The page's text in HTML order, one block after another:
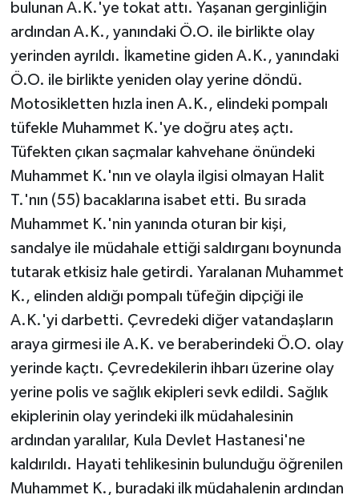
ardından A.K., yanındaki Ö.O. ile birlikte olay
yerinden ayrıldı. İkametine giden A.K., yanındaki
Ö.O. ile birlikte yeniden olay yerine döndü.
Motosikletten hızla inen A.K., elindeki pompalı
tüfekle Muhammet K.'ye doğru ateş açtı.
Tüfekten çıkan saçmalar kahvehane önündeki
Muhammet K.'nın ve olayla ilgisi olmayan Halit
T.'nın (55) bacaklarına isabet etti. Bu sırada
Muhammet K.'nin yanında oturan bir kişi,
sandalye ile müdahale ettiği saldırganı boynunda
tutarak etkisiz hale getirdi. Yaralanan Muhammet
K., elinden aldığı pompalı tüfeğin dipçiği ile
A.K.'yi darbetti. Çevredeki diğer vatandaşların
araya girmesi ile A.K. ve beraberindeki Ö.O. olay
yerinde kaçtı. Çevredekilerin ihbarı üzerine olay
yerine polis ve sağlık ekipleri sevk edildi. Sağlık
ekiplerinin olay yerindeki ilk müdahalesinin
ardından yaralılar, Kula Devlet Hastanesi'ne
kaldırıldı. Hayati tehlikesinin bulunduğu öğrenilen
Muhammet K., buradaki ilk müdahalenin ardından